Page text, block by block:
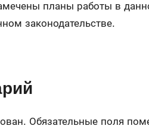
планы работы в
законодательстве.
Обязательные поля